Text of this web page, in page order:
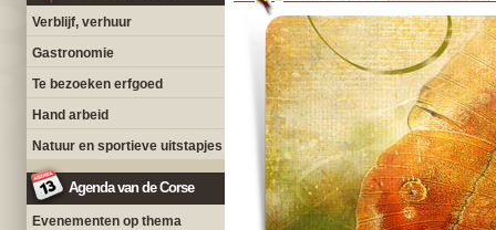
Verblijf, verhuur
Gastronomie
Te bezoeken erfgoed
Hand arbeid
Natuur en sportieve uitstapjes
Agenda van de Corse
Evenementen op thema